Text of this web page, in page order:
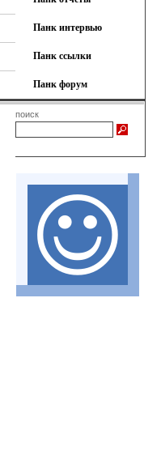
Панк интервью
Панк ссылки
Панк форум
поиск